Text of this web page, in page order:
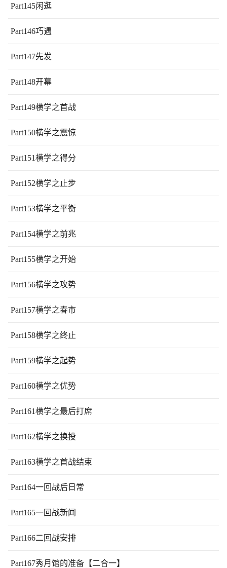
Part145闲逛
Part146巧遇
Part147先发
Part148开幕
Part149横学之首战
Part150横学之震惊
Part151横学之得分
Part152横学之止步
Part153横学之平衡
Part154横学之前兆
Part155横学之开始
Part156横学之攻势
Part157横学之春市
Part158横学之终止
Part159横学之起势
Part160横学之优势
Part161横学之最后打席
Part162横学之换投
Part163横学之首战结束
Part164一回战后日常
Part165一回战新闻
Part166二回战安排
Part167秀月馆的准备【二合一】